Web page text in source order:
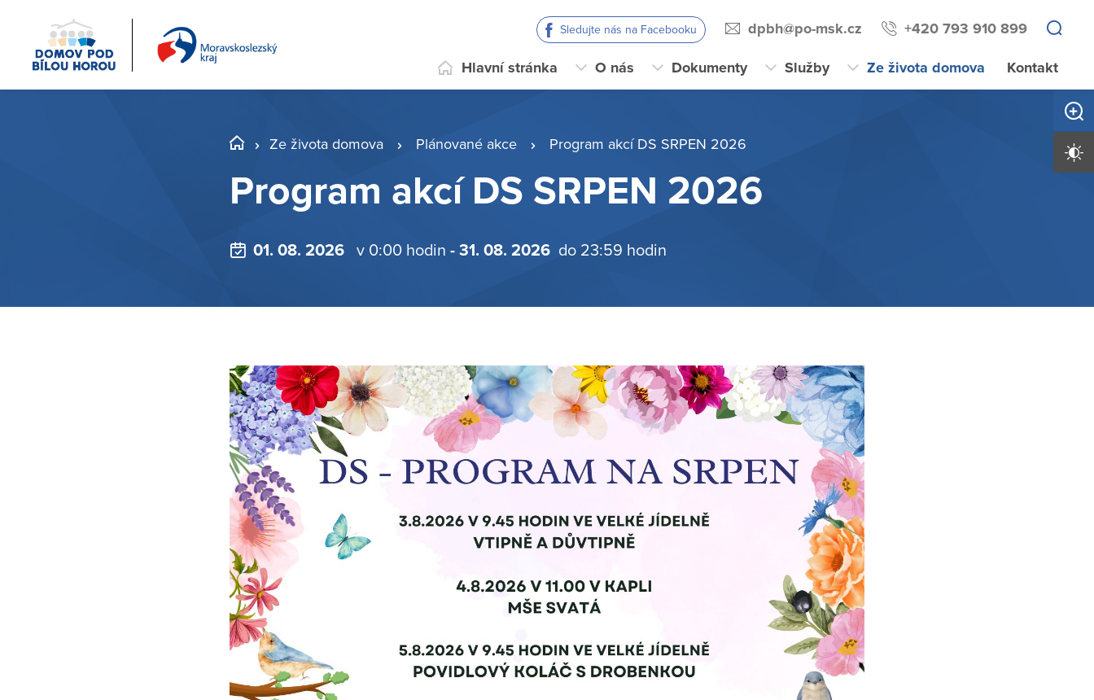
Sledujte nás na Facebooku dpbh@po-msk.cz +420 793 910 899
Hlavní stránka O nás Dokumenty Služby Ze života domova Kontakt
Ze života domova Plánované akce Program akcí DS SRPEN 2026
Program akcí DS SRPEN 2026
01. 08. 2026 v 0:00 hodin - 31. 08. 2026 do 23:59 hodin